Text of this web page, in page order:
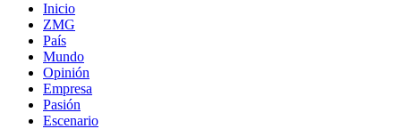
Inicio
ZMG
País
Mundo
Opinión
Empresa
Pasión
Escenario